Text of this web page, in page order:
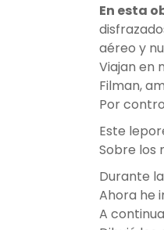
En esta
aéreo y
Viajan en
Filman,
Por
Este
Sobre los
Durante
Ahora he
A